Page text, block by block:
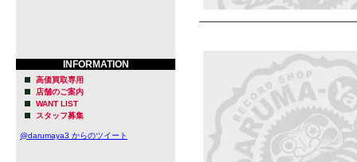
INFORMATION
高価買取専用
店舗のご案内
WANT LIST
スタッフ募集
@darumaya3 からのツイート